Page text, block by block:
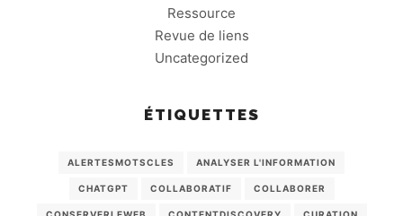
Ressource
Revue de liens
Uncategorized
ÉTIQUETTES
ALERTESMOTSCLES ANALYSER L'INFORMATION
CHATGPT COLLABORATIF COLLABORER